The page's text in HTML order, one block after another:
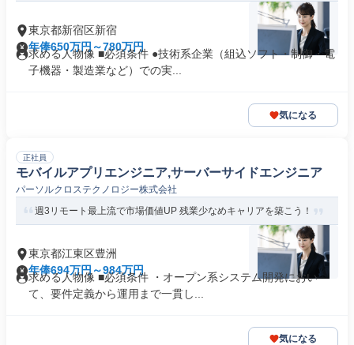
東京都新宿区新宿
年俸650万円～780万円
求める人物像 ■必須条件 ●技術系企業（組込ソフト・制御・電
子機器・製造業など）での実...
気になる
正社員
モバイルアプリエンジニア,サーバーサイドエンジニア
パーソルクロステクノロジー株式会社
週3リモート最上流で市場価値UP 残業少なめキャリアを築こう！
東京都江東区豊洲
年俸694万円～984万円
求める人物像 ■必須条件 ・オープン系システム開発におい
て、要件定義から運用まで一貫し...
気になる